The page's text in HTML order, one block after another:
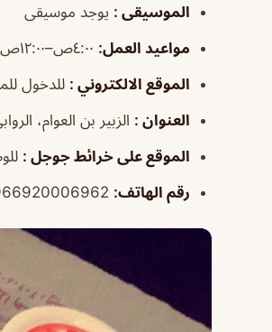
الموسيقى : يوجد موسيقى
مواعيد العمل:
الموقع الالكتروني : للدخول
العنوان : الزبير بن العوام، الروابي، الرياض 14215،
الموقع على خرائط جوجل :
رقم الهاتف: